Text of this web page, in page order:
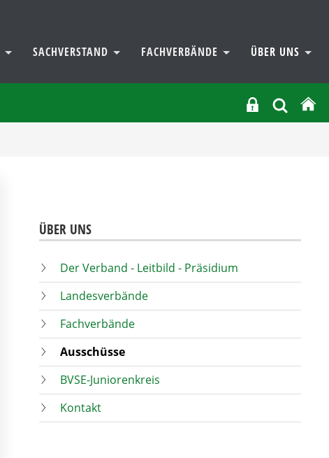
SACHVERSTAND FACHVERBÄNDE ÜBER UNS
ÜBER UNS
Der Verband - Leitbild - Präsidium
Landesverbände
Fachverbände
Ausschüsse
BVSE-Juniorenkreis
Kontakt